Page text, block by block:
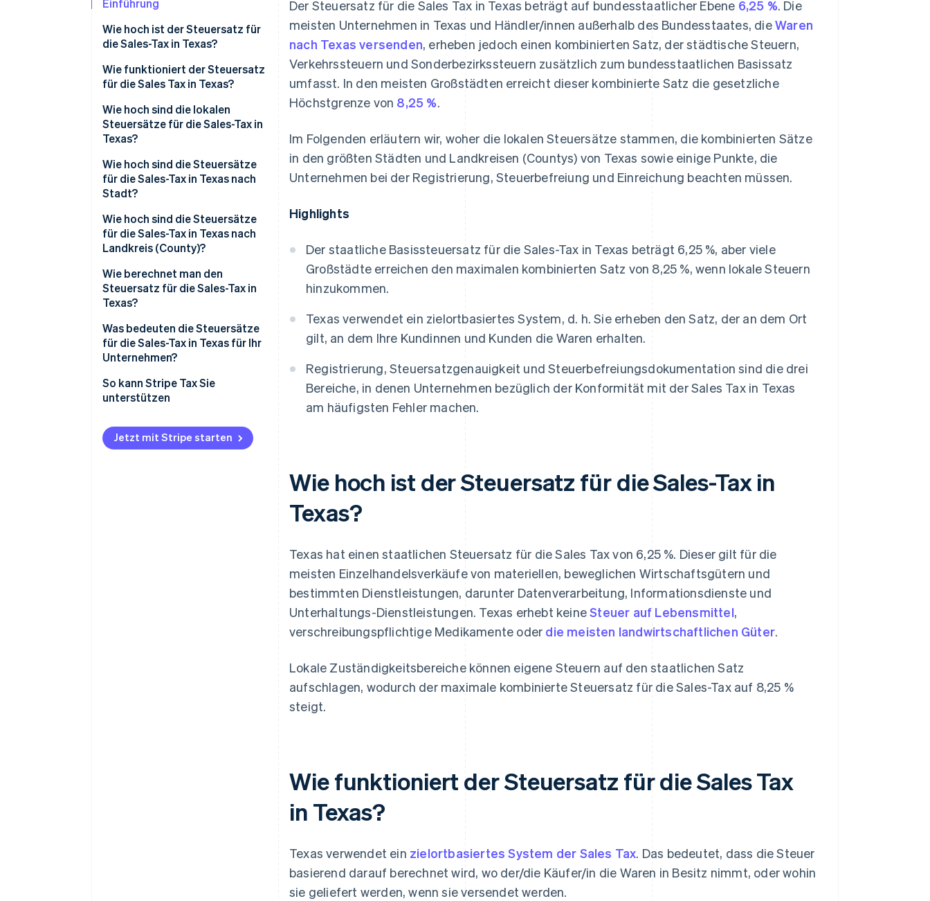
Einführung
Wie hoch ist der Steuersatz für
die Sales-Tax in Texas?
Wie funktioniert der Steuersatz
für die Sales Tax in Texas?
Wie hoch sind die lokalen
Steuersätze für die Sales-Tax in
Texas?
Sales-Tax-Spanne 2026 in Texas
Wie hoch sind die Steuersätze
für die Sales-Tax in Texas nach
Stadt?
Wie hoch sind die Steuersätze
für die Sales-Tax in Texas nach
Landkreis (County)?
Wie berechnet man den
Steuersatz für die Sales-Tax in
Texas?
Was bedeuten die Steuersätze
für die Sales-Tax in Texas für Ihr
Unternehmen?
So kann Stripe Tax Sie
unterstützen
Jetzt mit Stripe starten
Der Steuersatz für die Sales Tax in Texas beträgt auf bundesstaatlicher Ebene 6,25 %. Die
meisten Unternehmen in Texas und Händler/innen außerhalb des Bundesstaates, dieWaren
nach Texas versenden, erheben jedoch einen kombinierten Satz, der städtische Steuern,
Verkehrssteuern und Sonderbezirkssteuern zusätzlich zum bundesstaatlichen Basissatz
umfasst. In den meisten Großstädten erreicht dieser kombinierte Satz die gesetzliche
Höchstgrenze von 8,25 %.
Im Folgenden erläutern wir, woher die lokalen Steuersätze stammen, die kombinierten Sätze
in den größten Städten und Landkreisen (Countys) von Texas sowie einige Punkte, die
Unternehmen bei der Registrierung, Steuerbefreiung und Einreichung beachten müssen.
Highlights
Der staatliche Basissteuersatz für die Sales-Tax in Texas beträgt 6,25 %, aber viele
Großstädte erreichen den maximalen kombinierten Satz von 8,25 %, wenn lokale Steuern
hinzukommen.
Texas verwendet ein zielortbasiertes System, d. h. Sie erheben den Satz, der an dem Ort
gilt, an dem Ihre Kundinnen und Kunden die Waren erhalten.
Registrierung, Steuersatzgenauigkeit und Steuerbefreiungsdokumentation sind die drei
Bereiche, in denen Unternehmen bezüglich der Konformität mit der Sales Tax in Texas
am häufigsten Fehler machen.
Wie hoch ist der Steuersatz für die Sales-Tax in
Texas?
Texas hat einen staatlichen Steuersatz für die Sales Tax von 6,25 %. Dieser gilt für die
meisten Einzelhandelsverkäufe von materiellen, beweglichen Wirtschaftsgütern und
bestimmten Dienstleistungen, darunter Datenverarbeitung, Informationsdienste und
Unterhaltungs-Dienstleistungen. Texas erhebt keineSteuer auf Lebensmittel,
verschreibungspflichtige Medikamente oder die meisten landwirtschaftlichen Güter.
Lokale Zuständigkeitsbereiche können eigene Steuern auf den staatlichen Satz
aufschlagen, wodurch der maximale kombinierte Steuersatz für die Sales-Tax auf 8,25 %
steigt.
Wie funktioniert der Steuersatz für die Sales Tax
in Texas?
Texas verwendet ein zielortbasiertes System der Sales Tax. Das bedeutet, dass die Steuer
basierend darauf berechnet wird, wo der/die Käufer/in die Waren in Besitz nimmt, oder wohin
sie geliefert werden, wenn sie versendet werden.